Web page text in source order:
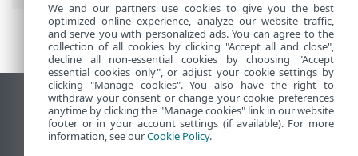
Ver sitio para ordenador
End of Life
Base de conocimiento de ESET
We and our partners use cookies to give you the best
optimized online experience, analyze our website traffic,
and serve you with personalized ads. You can agree to the
collection of all cookies by clicking "Accept all and close",
decline all non-essential cookies by choosing "Accept
essential cookies only", or adjust your cookie settings by
clicking "Manage cookies". You also have the right to
withdraw your consent or change your cookie preferences
anytime by clicking the "Manage cookies" link in our website
footer or in your account settings (if available). For more
information, see ourCookie Policy.